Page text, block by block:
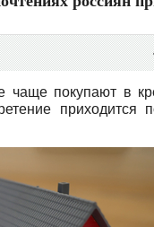
чаще покупают в
приходится